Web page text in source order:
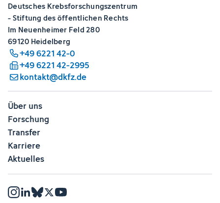
Deutsches Krebsforschungszentrum
- Stiftung des öffentlichen Rechts
Im Neuenheimer Feld 280
69120 Heidelberg
+49 6221 42-0
+49 6221 42-2995
kontakt@dkfz.de
Über uns
Forschung
Transfer
Karriere
Aktuelles